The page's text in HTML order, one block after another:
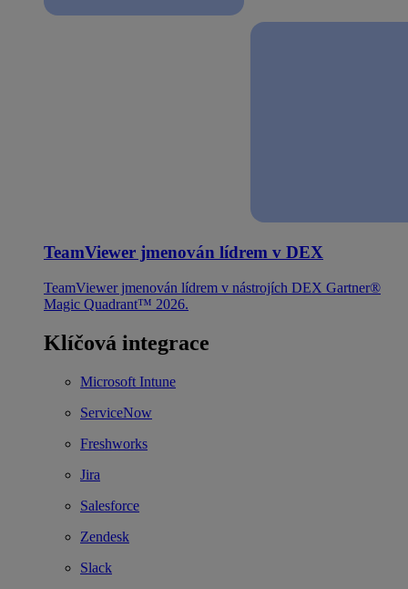
TeamViewer jmenován lídrem v DEX
TeamViewer jmenován lídrem v nástrojích DEX Gartner®
Magic Quadrant™ 2026.
Klíčová integrace
Microsoft Intune
ServiceNow
Freshworks
Jira
Salesforce
Zendesk
Slack